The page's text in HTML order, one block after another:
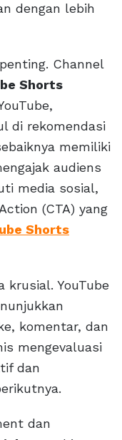
dengan lebih
Channel
Shorts
di rekomendasi
memiliki
audiens
media sosial,
(CTA) yang
Shorts
krusial. YouTube
komentar, dan
mengevaluasi
dan
dan